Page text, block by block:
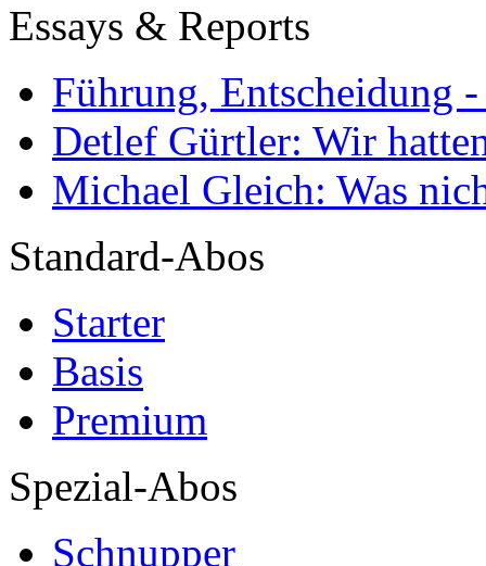
Essays & Reports
Führung, Entscheidung
Detlef Gürtler: Wir
Michael Gleich: Was
Standard-Abos
Starter
Basis
Premium
Spezial-Abos
Schnupper